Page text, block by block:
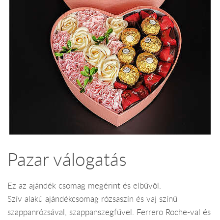
Pazar válogatás
Ez az ajándék csomag megérint és elbűvöl.
Szív alakú ajándékcsomag rózsaszín és vaj színű
szappanrózsával, szappanszegfűvel. Ferrero Roche-val és